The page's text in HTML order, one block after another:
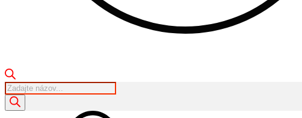
Products
search